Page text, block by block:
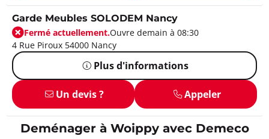
Garde Meubles SOLODEM Nancy
Fermé actuellement.Ouvre demain à 08:30
4 Rue Piroux 54000 Nancy
Plus d'informations
Un devis ? Appeler
Deménager à Woippy avec Demeco